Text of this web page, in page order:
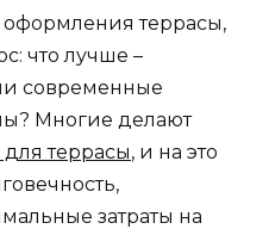
террасы,
что лучше –
современные
Многие делают
террасы, и на это
затраты на